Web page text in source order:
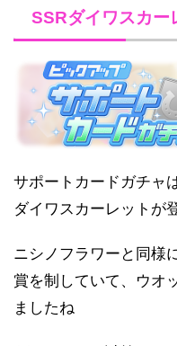
SSRダイワスカー
サポートカードガチャ
ダイワスカーレットが
ニシノフラワーと同様
賞を制していて、ウオ
ましたね